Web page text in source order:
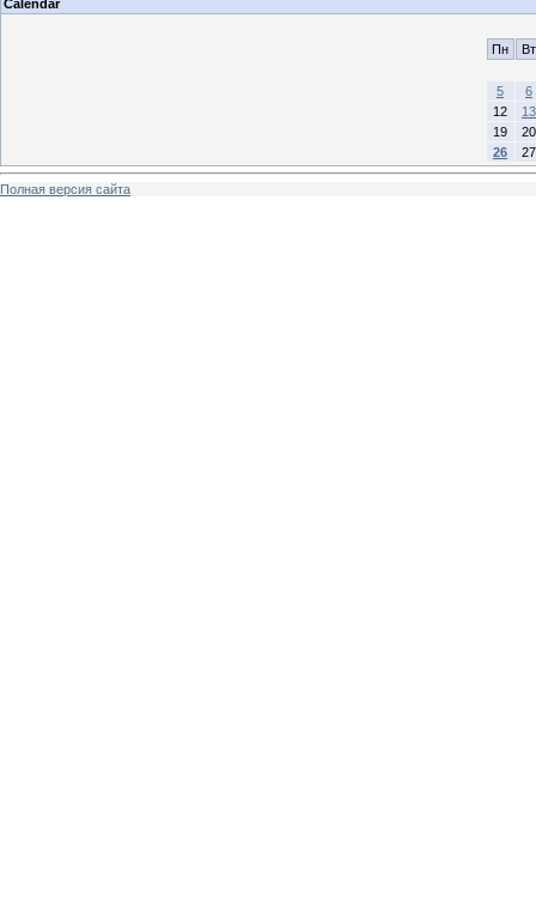
Calendar
Пн Вт
5
6
12
13
19
20
26
27
Полная версия сайта